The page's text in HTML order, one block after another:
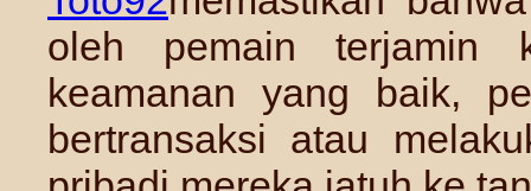
oleh pemain terjamin
keamanan yang baik,
bertransaksi atau